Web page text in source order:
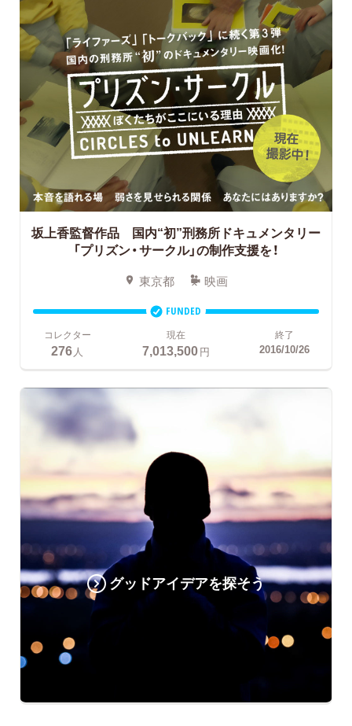
坂上香監督作品 国内“初”刑務所ドキュメンタリー
「プリズン・サークル」の制作支援を！
東京都 映画
FUNDED
コレクター
276人
現在
7,013,500円
終了
2016/10/26
グッドアイデアを探そう